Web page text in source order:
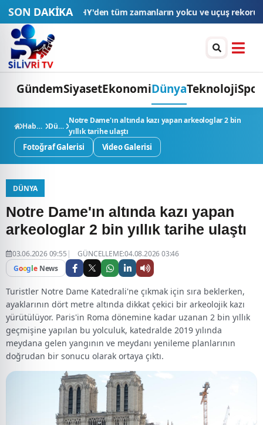
SON DAKİKA
zamanların yolcu ve uçuş rekoruEsnaf kredilerinde limit ve
GündemSiyasetEkonomiDünyaTeknolojiSpor
Haberler Dünya
Notre Dame'ın altında kazı yapan arkeologlar 2 bin
yıllık tarihe ulaştı
Fotoğraf Galerisi Video Galerisi
DÜNYA
Notre Dame'ın altında kazı yapan
arkeologlar 2 bin yıllık tarihe ulaştı
03.06.2026 09:55
GÜNCELLEME:04.08.2026 03:46
Google News
Turistler Notre Dame Katedrali'ne çıkmak için sıra beklerken,
ayaklarının dört metre altında dikkat çekici bir arkeolojik kazı
yürütülüyor. Paris'in Roma dönemine kadar uzanan 2 bin yıllık
geçmişine yapılan bu yolculuk, katedralde 2019 yılında
meydana gelen yangının ve meydanı yenileme planlarının
doğrudan bir sonucu olarak ortaya çıktı.